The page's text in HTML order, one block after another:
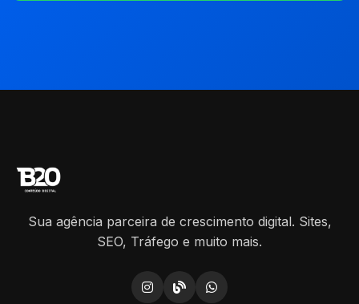
Sua agência parceira de crescimento digital. Sites,
SEO, Tráfego e muito mais.